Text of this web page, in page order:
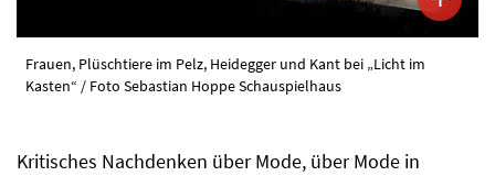
Frauen, Plüschtiere im Pelz, Heidegger und Kant bei „Licht im
Kasten“ / Foto Sebastian Hoppe Schauspielhaus
Kritisches Nachdenken über Mode, über Mode in